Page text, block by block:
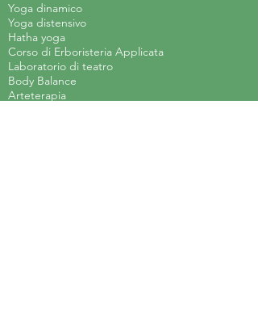
Yoga dinamico
Yoga distensivo
Hatha yoga
Corso di Erboristeria Applicata
Laboratorio di teatro
Body Balance
Arteterapia